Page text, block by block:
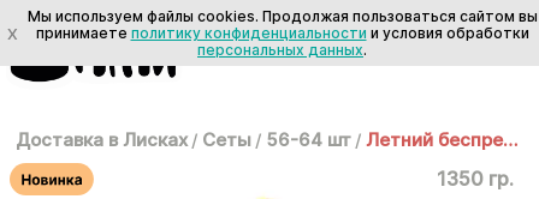
Доставка в Лисках / Сеты / 56-64 шт / Летний беспредел 1,5 кг
1350 гр.
X
Мы используем файлы cookies. Продолжая пользоваться сайтом вы
принимаете политику конфиденциальности и условия обработки
персональных данных.